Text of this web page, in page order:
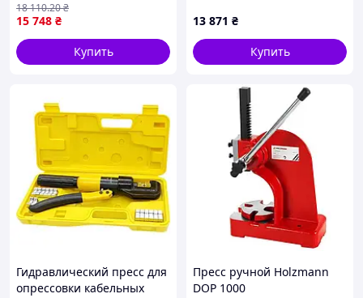
для запрессовки и
выпрессовки
подшипников
15 748 ₴
18 110.20₴
Купить
13 871 ₴
Купить
Гидравлический пресс для
опрессовки кабельных
Пресс ручной Holzmann
DOP 1000